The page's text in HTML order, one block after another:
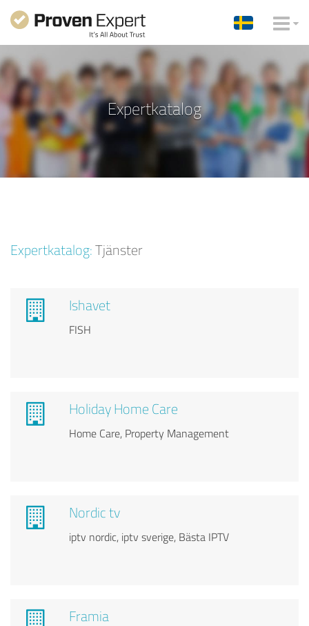
Expertkatalog
Expertkatalog:Tjänster
Ishavet
FISH
Holiday Home Care
Home Care, Property Management
Nordic tv
iptv nordic, iptv sverige, Bästa IPTV
Framia